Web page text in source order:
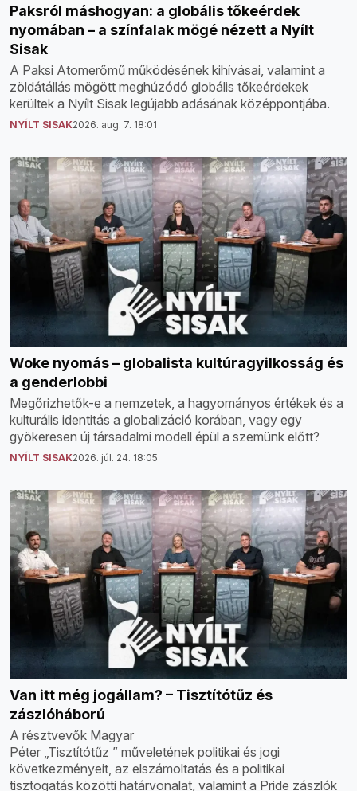
Paksról máshogyan: a globális tőkeérdek
nyomában – a színfalak mögé nézett a Nyílt
Sisak
A Paksi Atomerőmű működésének kihívásai, valamint a
zöldátállás mögött meghúzódó globális tőkeérdekek
kerültek a Nyílt Sisak legújabb adásának középpontjába.
NYÍLT SISAK2026. aug. 7. 18:01
Woke nyomás – globalista kultúragyilkosság és
a genderlobbi
Megőrizhetők-e a nemzetek, a hagyományos értékek és a
kulturális identitás a globalizáció korában, vagy egy
gyökeresen új társadalmi modell épül a szemünk előtt?
NYÍLT SISAK2026. júl. 24. 18:05
Van itt még jogállam? – Tisztítótűz és
zászlóháború
A résztvevők Magyar
Péter „Tisztítótűz ” műveletének politikai és jogi
következményeit, az elszámoltatás és a politikai
tisztogatás közötti határvonalat, valamint a Pride zászlók